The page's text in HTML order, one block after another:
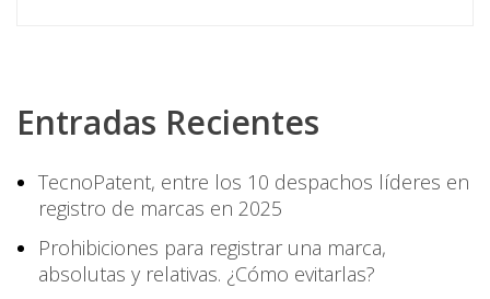
Entradas Recientes
TecnoPatent, entre los 10 despachos líderes en
registro de marcas en 2025
Prohibiciones para registrar una marca,
absolutas y relativas. ¿Cómo evitarlas?